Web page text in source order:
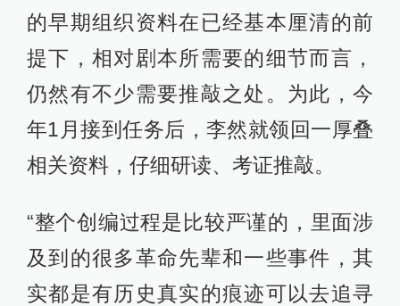
的早期组织资料在已经基本厘清的前
提下，相对剧本所需要的细节而言，
仍然有不少需要推敲之处。为此，今
年1月接到任务后，李然就领回一厚叠
相关资料，仔细研读、考证推敲。
“整个创编过程是比较严谨的，里面涉
及到的很多革命先辈和一些事件，其
实都是有历史真实的痕迹可以去追寻